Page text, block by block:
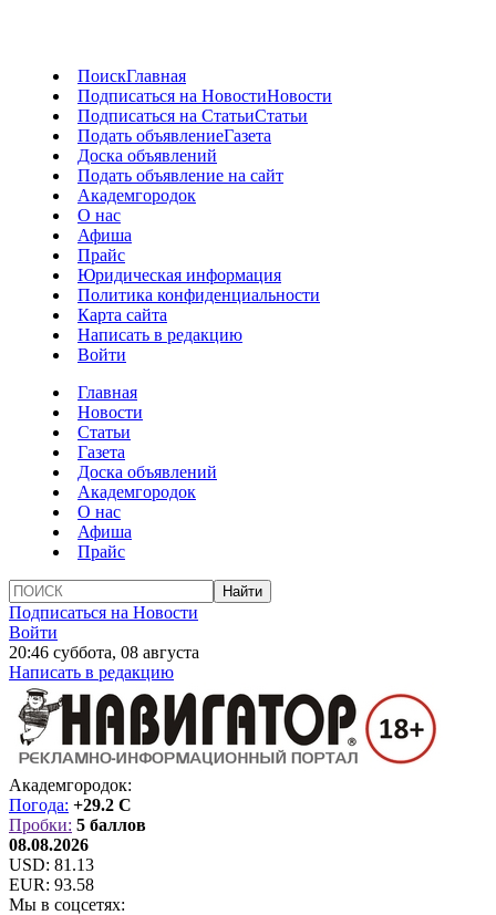
ПоискГлавная
Подписаться на НовостиНовости
Подписаться на СтатьиСтатьи
Подать объявлениеГазета
Доска объявлений
Подать объявление на сайт
Академгородок
О нас
Афиша
Прайс
Юридическая информация
Политика конфиденциальности
Карта сайта
Написать в редакцию
Войти
Главная
Новости
Статьи
Газета
Доска объявлений
Академгородок
О нас
Афиша
Прайс
Подписаться на Новости
Войти
20:46 суббота, 08 августа
Написать в редакцию
Академгородок:
Погода: +29.2 C
Пробки: 5 баллов
08.08.2026
USD: 81.13
EUR: 93.58
Мы в соцсетях: